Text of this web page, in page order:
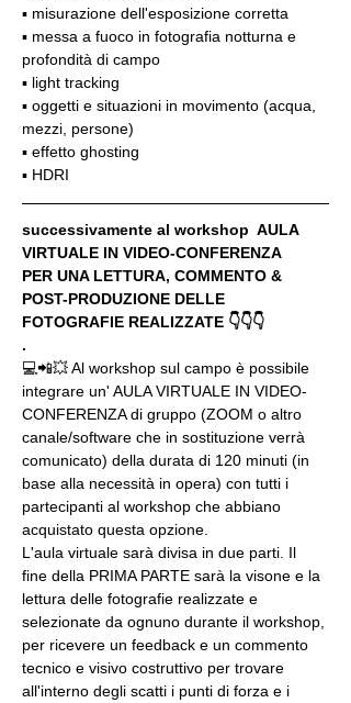
▪️ misurazione dell'esposizione corretta
▪️ messa a fuoco in fotografia notturna e
profondità di campo
▪️ light tracking
▪️ oggetti e situazioni in movimento (acqua,
mezzi, persone)
▪️ effetto ghosting
▪️ HDRI
successivamente al workshop  AULA
VIRTUALE IN VIDEO-CONFERENZA
PER UNA LETTURA, COMMENTO &
POST-PRODUZIONE DELLE
FOTOGRAFIE REALIZZATE 👇👇👇
.
💻📲💥 Al workshop sul campo è possibile
integrare un' AULA VIRTUALE IN VIDEO-
CONFERENZA di gruppo (ZOOM o altro
canale/software che in sostituzione verrà
comunicato) della durata di 120 minuti (in
base alla necessità in opera) con tutti i
partecipanti al workshop che abbiano
acquistato questa opzione.
L'aula virtuale sarà divisa in due parti. Il
fine della PRIMA PARTE sarà la visone e la
lettura delle fotografie realizzate e
selezionate da ognuno durante il workshop,
per ricevere un feedback e un commento
tecnico e visivo costruttivo per trovare
all'interno degli scatti i punti di forza e i